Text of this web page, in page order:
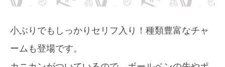
小ぶりでもしっかりセリフ入り！種類豊富なチャ
ームも登場です。